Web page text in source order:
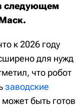
следующем
к 2026 году
для нужд
что робот
заводские
может быть готов